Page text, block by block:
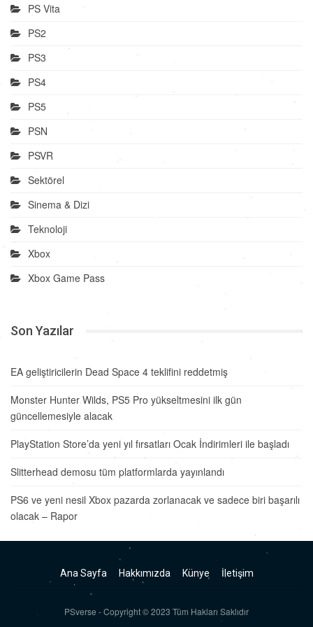
PS Vita
PS2
PS3
PS4
PS5
PSN
PSVR
Sektörel
Sinema & Dizi
Teknoloji
Xbox
Xbox Game Pass
Son Yazılar
EA geliştiricilerin Dead Space 4 teklifini reddetmiş
Monster Hunter Wilds, PS5 Pro yükseltmesini ilk gün
güncellemesiyle alacak
PlayStation Store’da yeni yıl fırsatları Ocak İndirimleri ile başladı
Slitterhead demosu tüm platformlarda yayınlandı
PS6 ve yeni nesil Xbox pazarda zorlanacak ve sadece biri başarılı
olacak – Rapor
Ana Sayfa Hakkımızda Künye İletişim
PSverse - Copyright © 2023 Tüm Hakları Saklıdır